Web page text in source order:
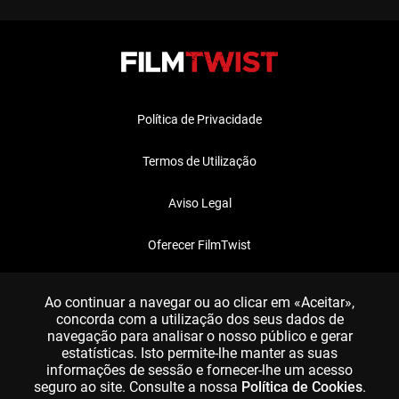
Política de Privacidade
Termos de Utilização
Aviso Legal
Oferecer FilmTwist
Ao continuar a navegar ou ao clicar em «Aceitar»,
concorda com a utilização dos seus dados de
navegação para analisar o nosso público e gerar
estatísticas. Isto permite-lhe manter as suas
informações de sessão e fornecer-lhe um acesso
seguro ao site. Consulte a nossa Política de Cookies.